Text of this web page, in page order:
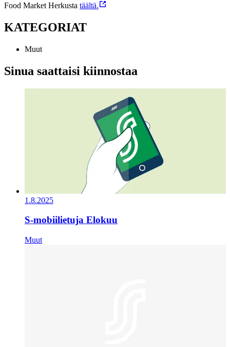
Food Market Herkusta täältä.
KATEGORIAT
Muut
Sinua saattaisi kiinnostaa
1.8.2025
S-mobiilietuja Elokuu
Muut